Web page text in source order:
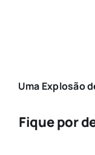
Uma Explosão
Fique por